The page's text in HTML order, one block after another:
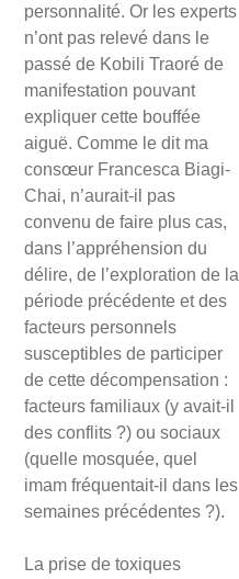
personnalité. Or les experts
n’ont pas relevé dans le
passé de Kobili Traoré de
manifestation pouvant
expliquer cette bouffée
aiguë. Comme le dit ma
consœur Francesca Biagi-
Chai, n’aurait-il pas
convenu de faire plus cas,
dans l’appréhension du
délire, de l’exploration de la
période précédente et des
facteurs personnels
susceptibles de participer
de cette décompensation :
facteurs familiaux (y avait-il
des conflits ?) ou sociaux
(quelle mosquée, quel
imam fréquentait-il dans les
semaines précédentes ?).
La prise de toxiques